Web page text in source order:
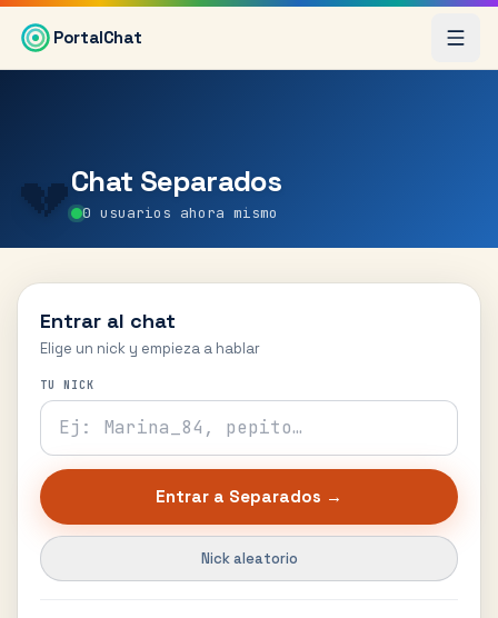
Saltar al contenido principal
PortalChat
💔Chat Separados
0 usuarios ahora mismo
Entrar al chat
Elige un nick y empieza a hablar
TU NICK
Entrar a Separados →
Nick aleatorio